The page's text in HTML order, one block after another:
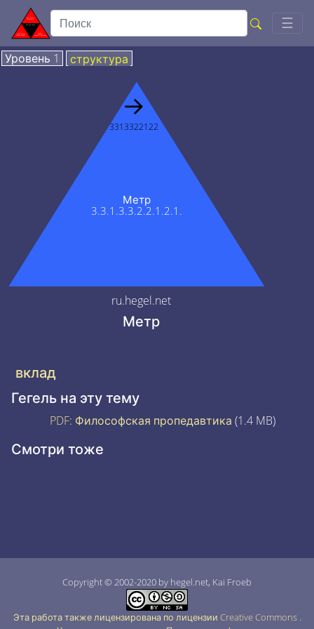
☰
Уровень 1 структура
Метр
3.3.1.3.3.2.2.1.2.1.
→
3313322122
ru.hegel.net
Метр
вклад
Гегель на эту тему
PDF: Философская пропедавтика (1.4 MB)
Смотри тоже
Copyright © 2002-2020 by hegel.net, Kai Froeb
Эта работа также лицензирована по лицензии Creative Commons .